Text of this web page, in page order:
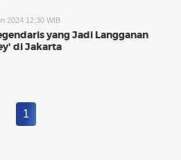
2024 12:30 WIB
yang Jadi Langganan
di Jakarta
1